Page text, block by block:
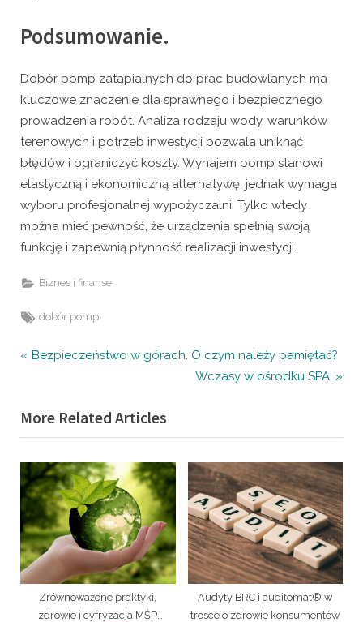
Podsumowanie.
Dobór pomp zatapialnych do prac budowlanych ma
kluczowe znaczenie dla sprawnego i bezpiecznego
prowadzenia robót. Analiza rodzaju wody, warunków
terenowych i potrzeb inwestycji pozwala uniknąć
błędów i ograniczyć koszty. Wynajem pomp stanowi
elastyczną i ekonomiczną alternatywę, jednak wymaga
wyboru profesjonalnej wypożyczalni. Tylko wtedy
można mieć pewność, że urządzenia spełnią swoją
funkcję i zapewnią płynność realizacji inwestycji.
Biznes i finanse
Tags:
dobór pomp
Nawigacja
P
v
i
o
u
s
P
o
s
t
Bezpieczeństwo w górach. O czym należy pamiętać?
N
t
P
o
s
t
:
Wczasy w ośrodku SPA.
More Related Articles
Zrównoważone praktyki,
zdrowie i cyfryzacja MŚP
Audyty BRC i auditomat® w
trosce o zdrowie konsumentów